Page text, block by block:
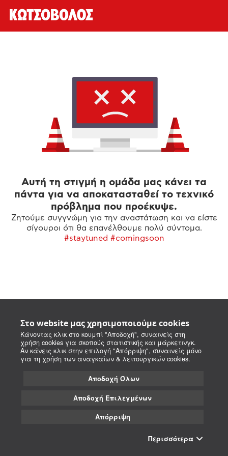
Στο website μας χρησιμοποιούμε cookies
Κάνοντας κλικ στο κουμπί "Αποδοχή", συναινείς στη
χρήση cookies για σκοπούς στατιστικής και μάρκετινγκ.
Αν κάνεις κλικ στην επιλογή "Απόρριψη", συναινείς μόνο
για τη χρήση των αναγκαίων & λειτουργικών cookies.
Αποδοχή Όλων
Αποδοχή Επιλεγμένων
Απόρριψη
Περισσότερα
Αυτή τη στιγμή η ομάδα μας κάνει τα
πάντα για να αποκατασταθεί το τεχνικό
πρόβλημα που προέκυψε.
Ζητούμε συγγνώμη για την αναστάτωση και να είστε
σίγουροι ότι θα επανέλθουμε πολύ σύντομα.
#staytuned #comingsoon